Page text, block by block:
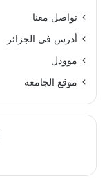
تواصل معنا
أدرس في الجزائر
موودل
موقع الجامعة